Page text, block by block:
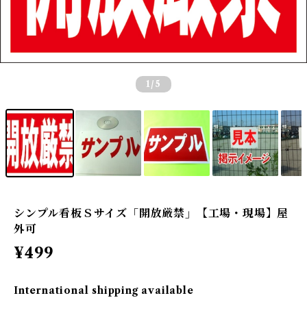
1 /5
シンプル看板Ｓサイズ「開放厳禁」【工場・現場】屋
外可
¥499
International shipping available